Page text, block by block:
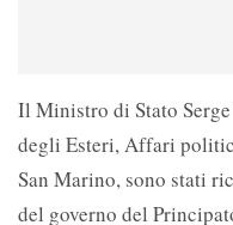
Il Ministro di Stato
degli Esteri, Affari
San Marino, sono stati
del governo del